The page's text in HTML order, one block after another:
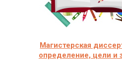
Магистерская
определение, цели и